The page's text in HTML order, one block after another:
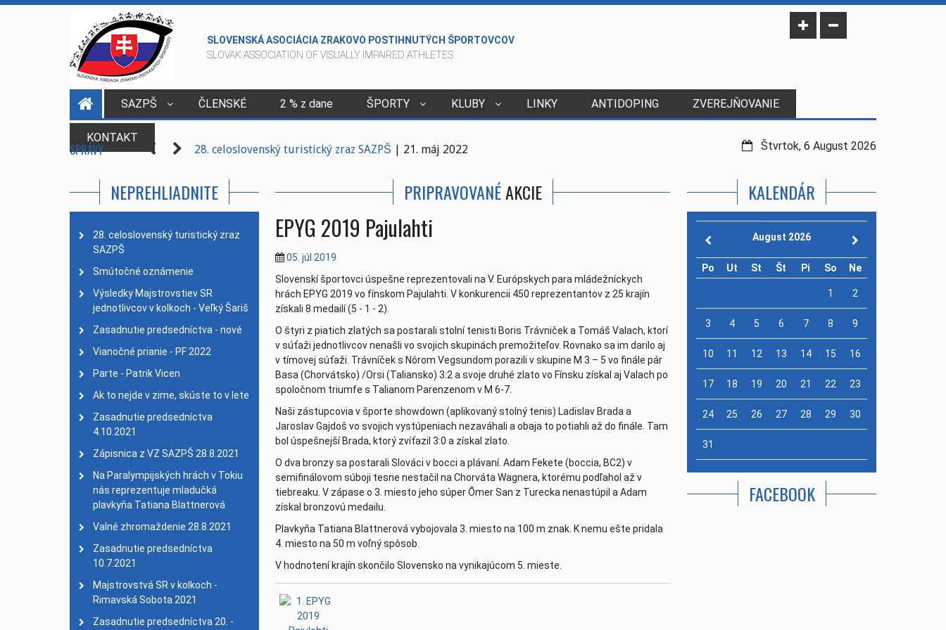
SLOVENSKÁ ASOCIÁCIA ZRAKOVO POSTIHNUTÝCH ŠPORTOVCOV
SLOVAK ASSOCIATION OF VISUALLY IMPAIRED ATHLETES
SAZPŠ ČLENSKÉ 2 % z dane ŠPORTY KLUBY LINKY ANTIDOPING ZVEREJŇOVANIE
KONTAKT
SPRÁVY
28. celoslovenský turistický zraz SAZPŠ | 21. máj 2022
Majstrovstvá SR jednotlivcov v kolkoch - Veľký Šariš| 29. marec 2022
Zasadnutie predsedníctva - nové
Vianočné prianie - PF 2022| 23. december 2021
Parte - Patrik Vicen| 11. december 2021
Ak to nejde v zime, skúste to v lete| 05. október 2021
Zasadnutie predsedníctva 4.10.2021| 04. október 2021
Zápisnica z VZ SAZPŠ 28.8.2021| 10. september 2021
Na Paralympijských hrách v Tokiu nás reprezentuje mladučká plavkyňa Tatiana Blattnerová| 20. august
2021
Valné zhromaždenie 28.8.2021| 03. august 2021
Zasadnutie predsedníctva 10.7.2021| 16. júl 2021
Majstrovstvá SR v kolkoch - Rimavská Sobota 2021| 13. júl 2021
Zasadnutie predsedníctva 20. - 21.5.2021| 24. máj 2021
Parte - Jozef Kolbaský
Vianočný pozdrav - PF 2021| 22. december 2020
Aj šport zrakovo znevýhodnených potrebuje rýchly reštart| 12. december 2020
Zasadnutie predsedníctva 10.12.2020| 11. december 2020
Nadácia SPP podporila našich showdownistov| 29. november 2020
Zasadnutie predsedníctva 24.9.2020| 26. september 2020
Zasadnutie predsedníctva 16.6.2020
SUPERFIT
| 22. máj 2020
Smútočný oznam
| 18. máj 2020
Štvrtok, 6 August 2026
NEPREHLIADNITE
28. celoslovenský turistický zraz
SAZPŠ
Smútočné oznámenie
Výsledky Majstrovstiev SR
jednotlivcov v kolkoch - Veľký Šariš
Zasadnutie predsedníctva - nové
Vianočné prianie - PF 2022
Parte - Patrik Vicen
Ak to nejde v zime, skúste to v lete
Zasadnutie predsedníctva
4.10.2021
Zápisnica z VZ SAZPŠ 28.8.2021
Na Paralympijských hrách v Tokiu
nás reprezentuje mladučká
plavkyňa Tatiana Blattnerová
Valné zhromaždenie 28.8.2021
Zasadnutie predsedníctva
10.7.2021
Majstrovstvá SR v kolkoch -
Rimavská Sobota 2021
Zasadnutie predsedníctva 20. -
PRIPRAVOVANÉAKCIE
EPYG 2019 Pajulahti
05. júl 2019
Slovenskí športovci úspešne reprezentovali na V. Európskych para mládežníckych
hrách EPYG 2019 vo fínskom Pajulahti. V konkurencii 450 reprezentantov z 25 krajín
získali 8 medailí (5 - 1 - 2).
O štyri z piatich zlatých sa postarali stolní tenisti Boris Trávniček a Tomáš Valach, ktorí
v súťaži jednotlivcov nenašli vo svojich skupinách premožiteľov. Rovnako sa im darilo aj
v tímovej súťaži. Trávníček s Nórom Vegsundom porazili v skupine M 3 – 5 vo finále pár
Basa (Chorvátsko) /Orsi (Taliansko) 3:2 a svoje druhé zlato vo Fínsku získal aj Valach po
spoločnom triumfe s Talianom Parenzenom v M 6-7.
Naši zástupcovia v športe showdown (aplikovaný stolný tenis) Ladislav Brada a
Jaroslav Gajdoš vo svojich vystúpeniach nezaváhali a obaja to potiahli až do finále. Tam
bol úspešnejší Brada, ktorý zvíťazil 3:0 a získal zlato.
O dva bronzy sa postarali Slováci v bocci a plávaní. Adam Fekete (boccia, BC2) v
semifinálovom súboji tesne nestačil na Chorváta Wagnera, ktorému podľahol až v
tiebreaku. V zápase o 3. miesto jeho súper Őmer San z Turecka nenastúpil a Adam
získal bronzovú medailu.
Plavkyňa Tatiana Blattnerová vybojovala 3. miesto na 100 m znak. K nemu ešte pridala
4. miesto na 50 m voľný spôsob.
V hodnotení krajín skončilo Slovensko na vynikajúcom 5. mieste.
KALENDÁR
August 2026
Po Ut St Št Pi So Ne
1 2
3 4 5 6 7 8 9
10 11 12 13 14 15 16
17 18 19 20 21 22 23
24 25 26 27 28 29 30
31
FACEBOOK